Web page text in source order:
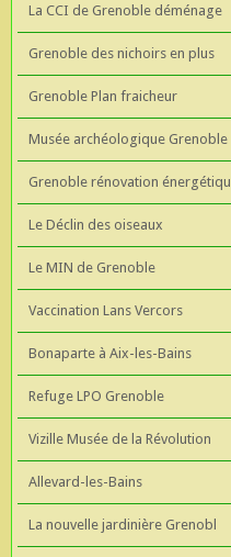
La CCI de Grenoble déménage
Grenoble des nichoirs en plus
Grenoble Plan fraicheur
Musée archéologique Grenoble
Grenoble rénovation énergétiqu
Le Déclin des oiseaux
Le MIN de Grenoble
Vaccination Lans Vercors
Bonaparte à Aix-les-Bains
Refuge LPO Grenoble
Vizille Musée de la Révolution
Allevard-les-Bains
La nouvelle jardinière Grenobl